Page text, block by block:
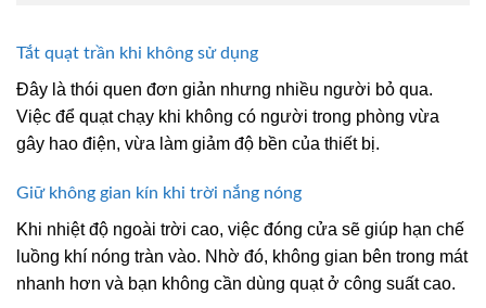
Tắt quạt trần khi không sử dụng
Đây là thói quen đơn giản nhưng nhiều người bỏ qua.
Việc để quạt chạy khi không có người trong phòng vừa
gây hao điện, vừa làm giảm độ bền của thiết bị.
Giữ không gian kín khi trời nắng nóng
Khi nhiệt độ ngoài trời cao, việc đóng cửa sẽ giúp hạn chế
luồng khí nóng tràn vào. Nhờ đó, không gian bên trong mát
nhanh hơn và bạn không cần dùng quạt ở công suất cao.